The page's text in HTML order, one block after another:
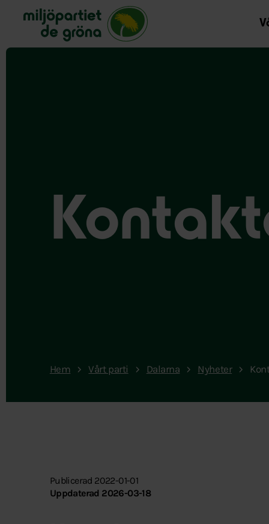
Miljöpartiet de gröna, startsida
Hem Vårt parti Dalarna Nyheter
Publicerad 2022-01-01
Uppdaterad 2026-03-18